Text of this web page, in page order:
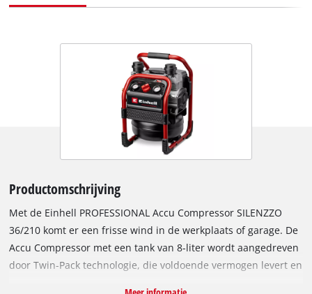
Productomschrijving
Met de Einhell PROFESSIONAL Accu Compressor SILENZZO
36/210 komt er een frisse wind in de werkplaats of garage. De
Accu Compressor met een tank van 8-liter wordt aangedreven
door Twin-Pack technologie, die voldoende vermogen levert en